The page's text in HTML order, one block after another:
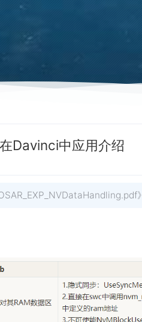
Davinci中应用介绍
》